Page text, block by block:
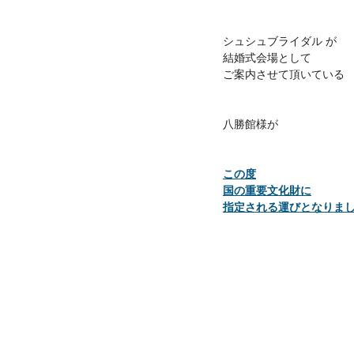
シュシュブライダル が
結婚式会場として
ご案内させて頂いている
八勝館様が
この度
国の重要文化財に
指定される運びとなりま